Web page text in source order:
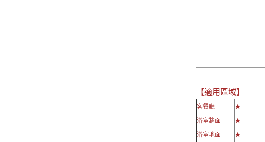
【適用區域】
客餐廳 ★
浴室牆面
★
浴室地面
★